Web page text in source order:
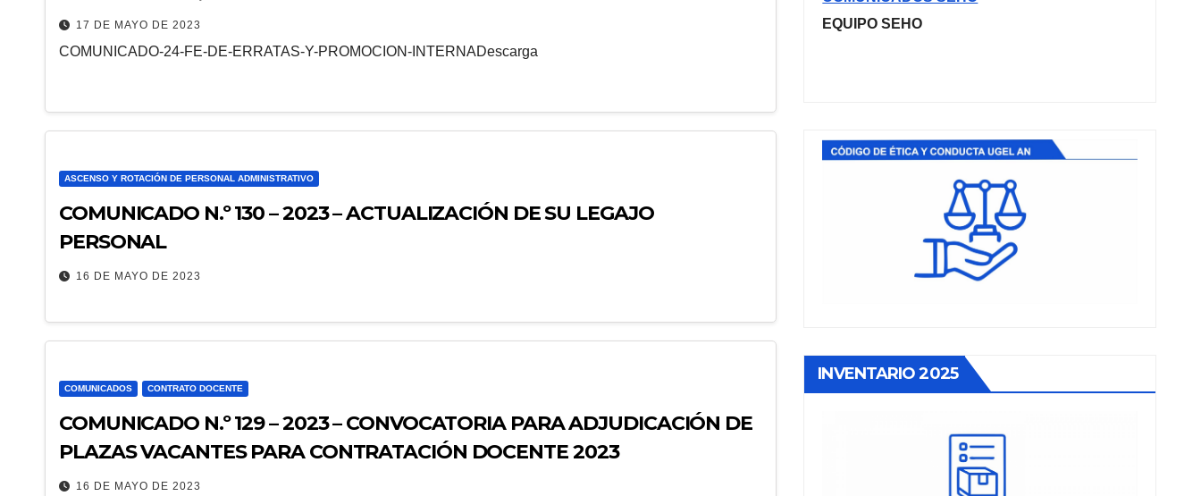
17 DE MAYO DE 2023
COMUNICADO-24-FE-DE-ERRATAS-Y-PROMOCION-INTERNADescarga
ASCENSO Y ROTACIÓN DE PERSONAL ADMINISTRATIVO
COMUNICADO N.º 130 – 2023 – ACTUALIZACIÓN DE SU LEGAJO
PERSONAL
16 DE MAYO DE 2023
COMUNICADOS CONTRATO DOCENTE
COMUNICADO N.º 129 – 2023 – CONVOCATORIA PARA ADJUDICACIÓN DE
PLAZAS VACANTES PARA CONTRATACIÓN DOCENTE 2023
16 DE MAYO DE 2023
EQUIPO SEHO
INVENTARIO 2025